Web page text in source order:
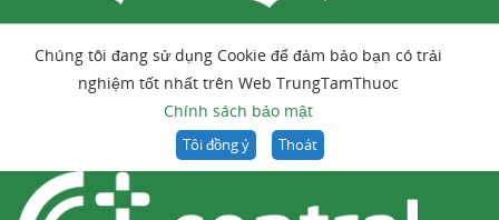
Chúng tôi đang sử dụng Cookie để đảm bảo bạn có trải
nghiệm tốt nhất trên Web TrungTamThuoc
Chính sách bảo mật
Tôi đồng ý Thoát